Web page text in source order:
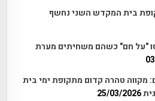
בית המקדש השני נחשף
"על חם" כשהם משחיתים מערת
מקווה טהרה קדום מתקופת ימי בית
25/03/2026